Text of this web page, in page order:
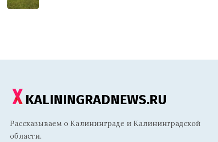
KALININGRADNEWS.RU
Рассказываем о Калининграде и Калининградской
области.